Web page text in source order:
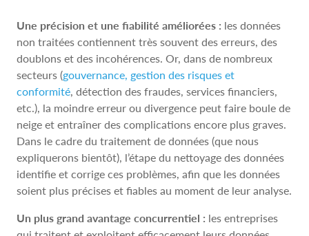
Une précision et une fiabilité améliorées : les données
non traitées contiennent très souvent des erreurs, des
doublons et des incohérences. Or, dans de nombreux
secteurs (gouvernance, gestion des risques et
conformité, détection des fraudes, services financiers,
etc.), la moindre erreur ou divergence peut faire boule de
neige et entraîner des complications encore plus graves.
Dans le cadre du traitement de données (que nous
expliquerons bientôt), l’étape du nettoyage des données
identifie et corrige ces problèmes, afin que les données
soient plus précises et fiables au moment de leur analyse.
Un plus grand avantage concurrentiel : les entreprises